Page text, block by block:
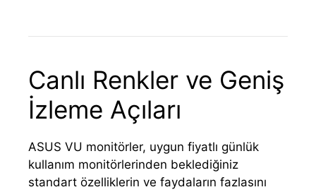
Canlı Renkler ve Geniş
İzleme Açıları
ASUS VU monitörler, uygun fiyatlı günlük
kullanım monitörlerinden beklediğiniz
standart özelliklerin ve faydaların fazlasını